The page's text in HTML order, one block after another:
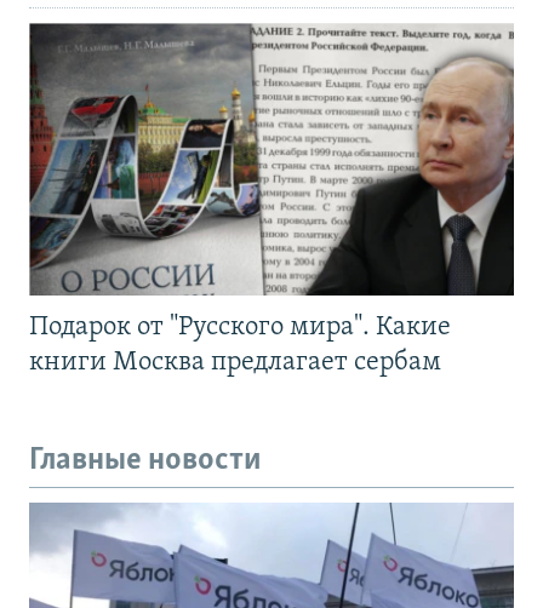
Подарок от "Русского мира". Какие
книги Москва предлагает сербам
Главные новости